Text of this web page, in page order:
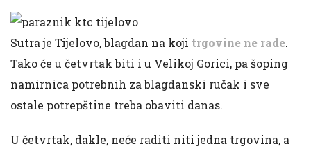
Sutra je Tijelovo, blagdan na koji trgovine ne rade.
Tako će u četvrtak biti i u Velikoj Gorici, pa šoping
namirnica potrebnih za blagdanski ručak i sve
ostale potrepštine treba obaviti danas.
U četvrtak, dakle, neće raditi niti jedna trgovina, a